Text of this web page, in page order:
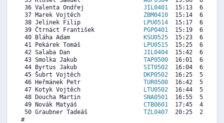
36 Valenta Ondřej JIL0401
15:13  6713
37 Marek Vojtěch ZBM0410
15:14  6701
38 Jelínek Filip
LPU0514
15:17  6664
39 Čtrnáct František
PGP0401
15:19  6639
40 Bláha Adam
KSU0525
15:23  6590
41 Pekárek Tomáš
LPU0515
15:25  6565
42 Salaba Dan JIL0404
15:42  6356
43 Smolka Jakub TAP0500
16:01  6122
44 Byrtus Jakub SIT0502
16:04  6085
45 Šubrt Vojtěch
DKP0502
16:25  5826
46 Heřmánek Petr TUR0500
16:42  5617
47 Kotyk Vojtěch
LTU0502
16:44  5592
48 Doucha Martin SNA0501
16:55  5457
49 Novák Matyáš CTB0601
17:45  4841
50 Graubner Tadeáš TZL0407
20:25  2870